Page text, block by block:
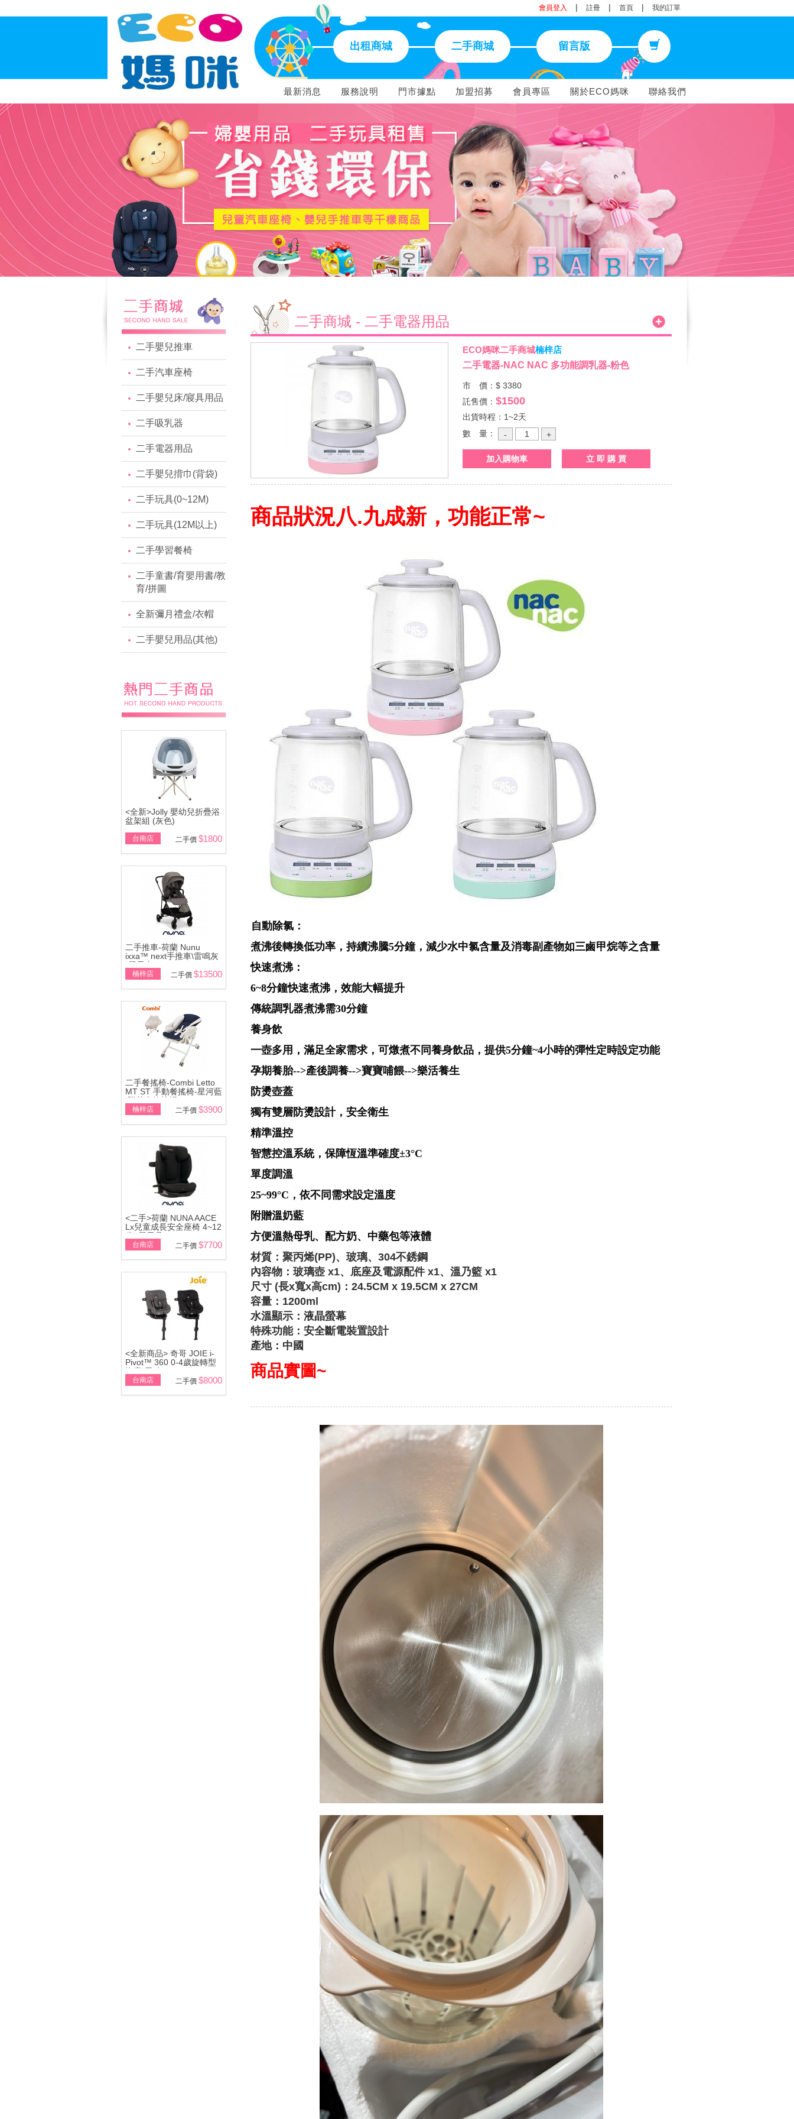
會員登入 | 註冊 | 首頁 | 我的訂單
出租商城 二手商城 留言版
最新消息 服務說明 門市據點 加盟招募 會員專區 關於ECO媽咪 聯絡我們
二手嬰兒推車
二手汽車座椅
二手嬰兒床/寢具用品
二手吸乳器
二手電器用品
二手嬰兒揹巾(背袋)
二手玩具(0~12M)
二手玩具(12M以上)
二手學習餐椅
二手童書/育嬰用書/教
育/拼圖
全新彌月禮盒/衣帽
二手嬰兒用品(其他)
<全新>Jolly 嬰幼兒折疊浴
盆架組 (灰色)
台南店 二手價 $1800
二手推車-荷蘭 Nunu
ixxa™ next手推車\雷鳴灰
(展示車)
楠梓店 二手價 $13500
二手餐搖椅-Combi Letto
MT ST 手動餐搖椅-星河藍
\附基本款蚊帳
楠梓店 二手價 $3900
<二手>荷蘭 NUNA AACE
Lx兒童成長安全座椅 4~12
歲~展示品
台南店 二手價 $7700
<全新商品> 奇哥 JOIE i-
Pivot™ 360 0-4歲旋轉型
汽座(黑/灰)
台南店 二手價 $8000
二手商城 - 二手電器用品
ECO媽咪二手商城楠梓店
二手電器-NAC NAC 多功能調乳器-粉色
市 價：$ 3380
託售價： $1500
出貨時程：1~2天
數 量：
商品狀況八.九成新，功能正常~
自動除氯：
煮沸後轉換低功率，持續沸騰5分鐘，減少水中氯含量及消毒副產物如三鹵甲烷等之含量
快速煮沸：
6~8分鐘快速煮沸，效能大幅提升
傳統調乳器煮沸需30分鐘
養身飲
一壺多用，滿足全家需求，可燉煮不同養身飲品，提供5分鐘~4小時的彈性定時設定功能
孕期養胎-->產後調養-->寶寶哺餵-->樂活養生
防燙壺蓋
獨有雙層防燙設計，安全衛生
精準溫控
智慧控溫系統，保障恆溫準確度±3°C
單度調溫
25~99°C，依不同需求設定溫度
附贈溫奶藍
方便溫熱母乳、配方奶、中藥包等液體
材質：聚丙烯(PP)、玻璃、304不銹鋼
內容物：玻璃壺 x1、底座及電源配件 x1、溫乃籃 x1
尺寸 (長x寬x高cm)：24.5CM x 19.5CM x 27CM
容量：1200ml
水溫顯示：液晶螢幕
特殊功能：安全斷電裝置設計
產地：中國
商品實圖~